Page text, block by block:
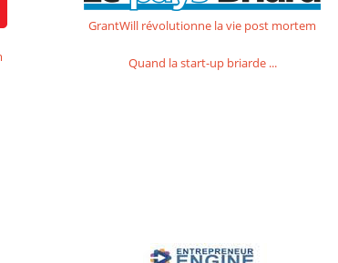
GrantWill révolutionne la vie post mortem
Quand la start-up briarde ...